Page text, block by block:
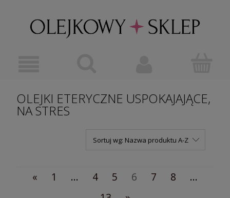
OLEJKI ETERYCZNE USPOKAJAJĄCE,
NA STRES
Sortuj wg: Nazwa produktu A-Z
« 1 ... 4 5 6 7 8
...